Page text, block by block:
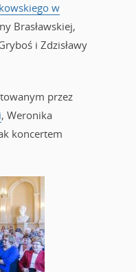
w
Brasławskiej,
i Zdzisławy
przez
, Weronika
koncertem